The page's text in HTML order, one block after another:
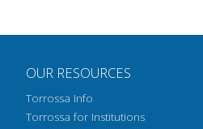
OUR RESOURCES
Torrossa Info
Torrossa for Institutions